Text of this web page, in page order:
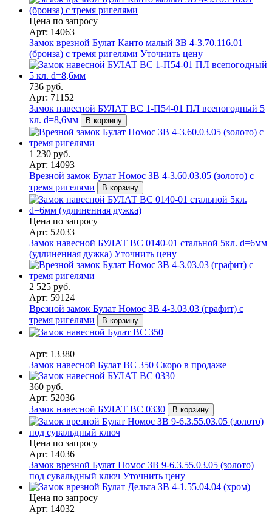
Цена по запросу
Арт: 14063
Замок врезной Булат Канто малый ЗВ 4-3.70.116.01
(бронза) с тремя ригелями Уточнить цену
736 руб.
Арт: 71152
Замок навесной БУЛАТ ВС 1-П54-01 ПЛ всепогодный 5
кл. d=8,6мм
В корзину
1 230 руб.
Арт: 14093
Врезной замок Булат Номос ЗВ 4-3.60.03.05 (золото) с
тремя ригелями
В корзину
Цена по запросу
Арт: 52033
Замок навесной БУЛАТ ВС 0140-01 стальной 5кл. d=6мм
(удлиненная дужка) Уточнить цену
2 525 руб.
Арт: 59124
Врезной замок Булат Номос ЗВ 4-3.03.03 (графит) с
тремя ригелями
В корзину
Арт: 13380
Замок навесной Булат ВС 350 Скоро в продаже
360 руб.
Арт: 52036
Замок навесной БУЛАТ ВС 0330
В корзину
Цена по запросу
Арт: 14036
Замок врезной Булат Номос ЗВ 9-6.3.55.03.05 (золото)
под сувальдный ключ Уточнить цену
Цена по запросу
Арт: 14032